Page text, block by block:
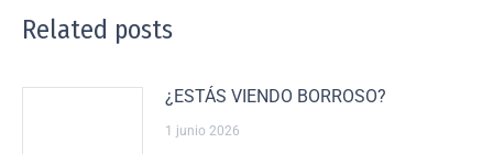
Related posts
¿ESTÁS VIENDO BORROSO?
1 junio 2026